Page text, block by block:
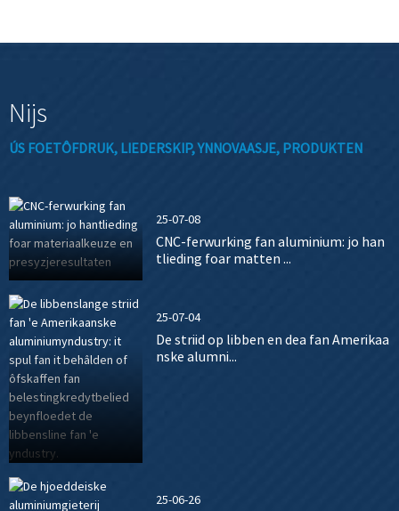
Nijs
ÚS FOETÔFDRUK, LIEDERSKIP, YNNOVAASJE, PRODUKTEN
25-07-08
CNC-ferwurking fan aluminium: jo han
tlieding foar matten ...
25-07-04
De striid op libben en dea fan Amerikaa
nske alumni...
25-06-26